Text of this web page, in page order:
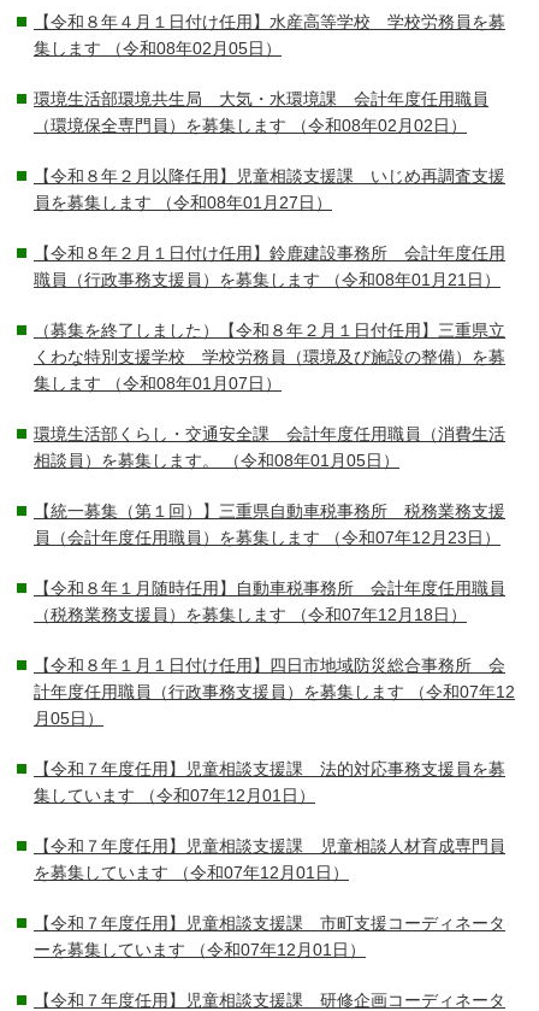
【令和８年４月１日付け任用】水産高等学校 学校労務員を募
集します （令和08年02月05日）
環境生活部環境共生局 大気・水環境課 会計年度任用職員
（環境保全専門員）を募集します （令和08年02月02日）
【令和８年２月以降任用】児童相談支援課 いじめ再調査支援
員を募集します （令和08年01月27日）
【令和８年２月１日付け任用】鈴鹿建設事務所 会計年度任用
職員（行政事務支援員）を募集します （令和08年01月21日）
（募集を終了しました）【令和８年２月１日付任用】三重県立
くわな特別支援学校 学校労務員（環境及び施設の整備）を募
集します （令和08年01月07日）
環境生活部くらし・交通安全課 会計年度任用職員（消費生活
相談員）を募集します。
（令和08年01月05日）
【統一募集（第１回）】三重県自動車税事務所 税務業務支援
員（会計年度任用職員）を募集します （令和07年12月23日）
【令和８年１月随時任用】自動車税事務所 会計年度任用職員
（税務業務支援員）を募集します （令和07年12月18日）
【令和８年１月１日付け任用】四日市地域防災総合事務所 会
計年度任用職員（行政事務支援員）を募集します （令和07年12
月05日）
【令和７年度任用】児童相談支援課 法的対応事務支援員を募
集しています （令和07年12月01日）
【令和７年度任用】児童相談支援課 児童相談人材育成専門員
を募集しています （令和07年12月01日）
【令和７年度任用】児童相談支援課 市町支援コーディネータ
ーを募集しています （令和07年12月01日）
【令和７年度任用】児童相談支援課 研修企画コーディネータ